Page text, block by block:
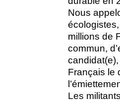
Nous
millions de
commun,
Français le
Les